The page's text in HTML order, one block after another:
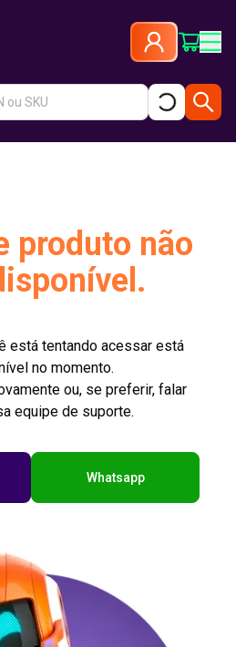
produto não
está tentando acessar está
no momento.
ou, se preferir, falar
equipe de suporte.
Whatsapp